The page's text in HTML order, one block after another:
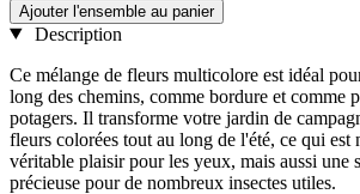
Ajouter l'ensemble au panier
Description
Ce mélange de fleurs multicolore est idéal
long des chemins, comme bordure et comme
potagers. Il transforme votre jardin de
fleurs colorées tout au long de l'été, ce qui est
véritable plaisir pour les yeux, mais aussi une
précieuse pour de nombreux insectes utiles.